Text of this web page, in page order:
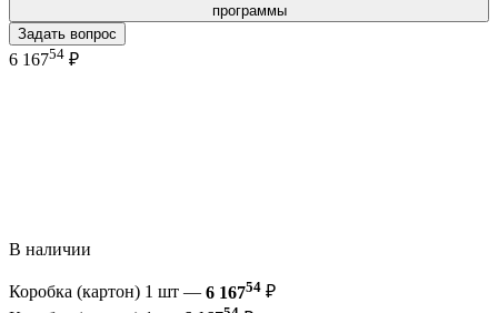
программы
Задать вопрос
6 16754 ₽
В наличии
Коробка (картон) 1 шт — 6 16754 ₽